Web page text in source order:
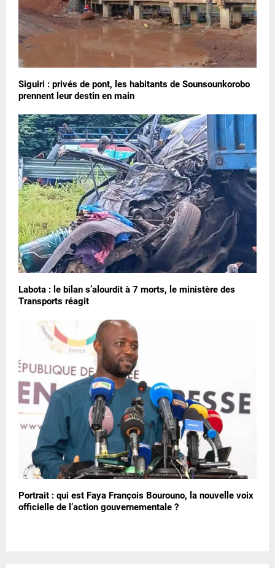
Siguiri : privés de pont, les habitants de Sounsounkorobo
prennent leur destin en main
Labota : le bilan s’alourdit à 7 morts, le ministère des
Transports réagit
Portrait : qui est Faya François Bourouno, la nouvelle voix
officielle de l’action gouvernementale ?